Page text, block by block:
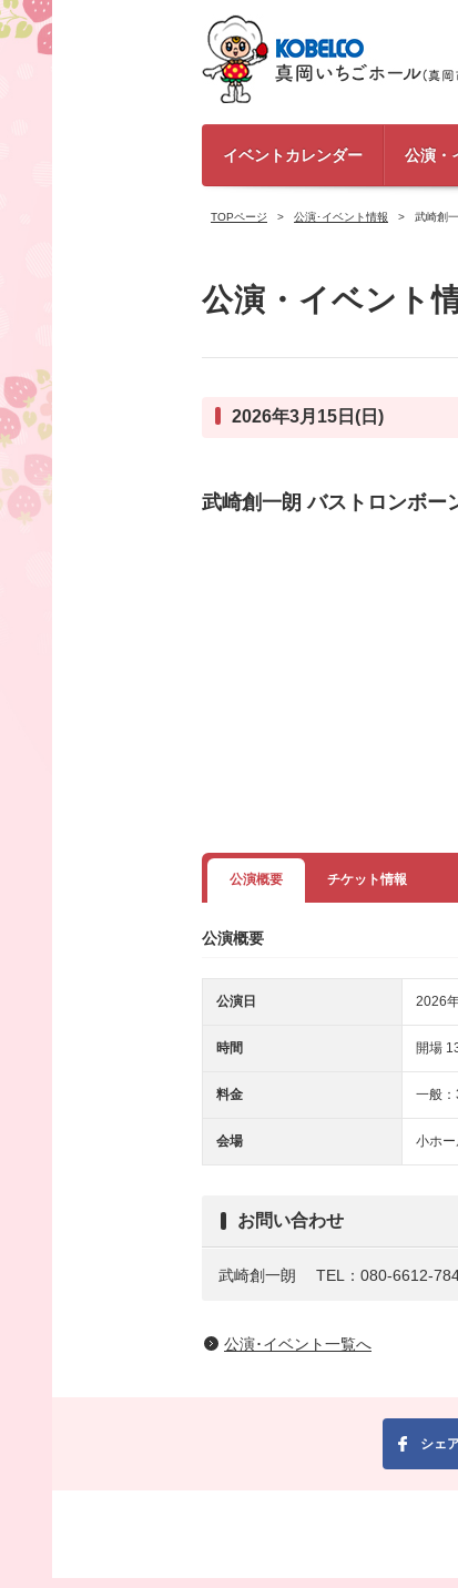
イベントカレンダー 公演・
TOPページ 公演･イベント情報 武崎創
公演・イベント
2026年3月15日(日)
武崎創一朗 バストロンボー
公演概要 チケット情報
公演概要
公演日 2026
時間 開場
料金 一般：
会場 小ホ
お問い合わせ
武崎創一朗 TEL：080-6612-
公演･イベント一覧へ
シェ